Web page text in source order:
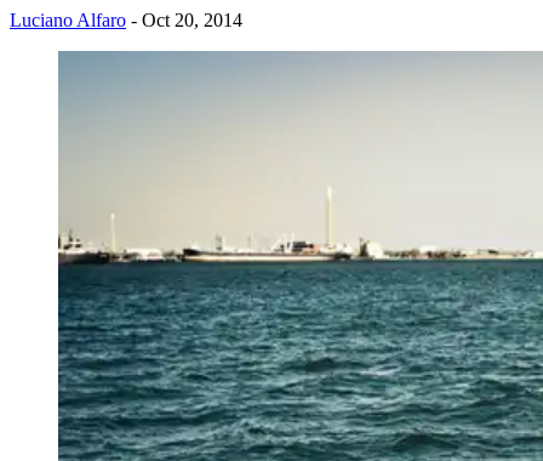
Luciano Alfaro - Oct 20, 2014